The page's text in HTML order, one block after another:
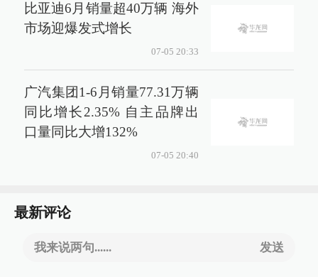
比亚迪6月销量超40万辆 海外
市场迎爆发式增长
07-05 20:33
广汽集团1-6月销量77.31万辆
同比增长2.35% 自主品牌出
口量同比大增132%
07-05 20:40
最新评论
我来说两句...... 发送